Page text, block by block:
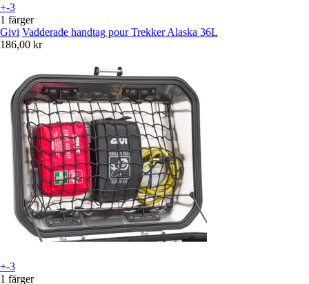
+-3
1 färger
Givi Vadderade handtag pour Trekker Alaska 36L
186,00 kr
+-3
1 färger